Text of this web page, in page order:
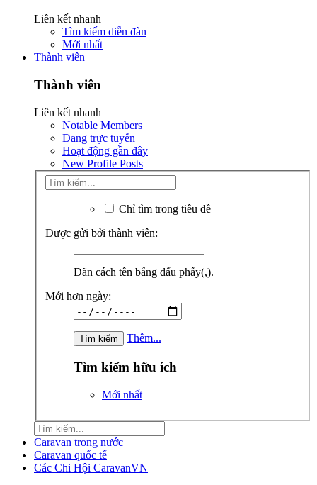
Liên kết nhanh
Tìm kiếm diễn đàn
Mới nhất
Thành viên
Thành viên
Liên kết nhanh
Notable Members
Đang trực tuyến
Hoạt động gần đây
New Profile Posts
Chỉ tìm trong tiêu đề
Được gửi bởi thành viên:
Dãn cách tên bằng dấu phẩy(,).
Mới hơn ngày:
Thêm...
Tìm kiếm hữu ích
Mới nhất
Caravan trong nước
Caravan quốc tế
Các Chi Hội CaravanVN